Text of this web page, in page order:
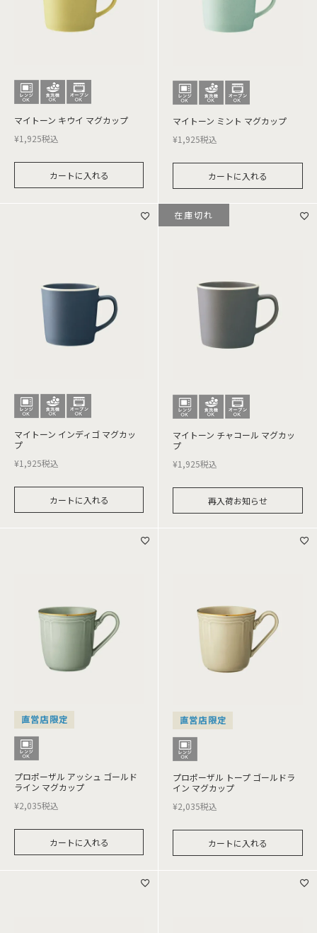
マイトーン キウイ マグカップ
¥1,925税込
カートに入れる
マイトーン ミント マグカップ
¥1,925税込
カートに入れる
マイトーン インディゴ マグカッ
プ
¥1,925税込
カートに入れる
マイトーン チャコール マグカッ
プ
¥1,925税込
再入荷お知らせ
在庫切れ
直営店限定
プロポーザル アッシュ ゴールド
ライン マグカップ
¥2,035税込
カートに入れる
直営店限定
プロポーザル トープ ゴールドラ
イン マグカップ
¥2,035税込
カートに入れる